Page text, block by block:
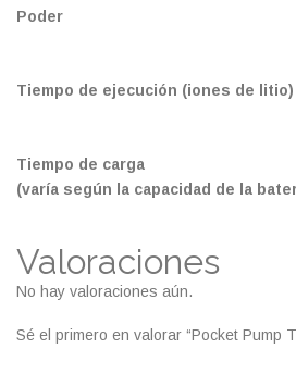
Poder
Tiempo de ejecución (iones de litio)
Tiempo de carga
(varía según la capacidad de la
Valoraciones
No hay valoraciones aún.
Sé el primero en valorar “Pocket Pump